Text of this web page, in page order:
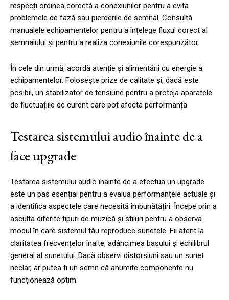
respecți ordinea corectă a conexiunilor pentru a evita
problemele de fază sau pierderile de semnal. Consultă
manualele echipamentelor pentru a înțelege fluxul corect al
semnalului și pentru a realiza conexiunile corespunzător.
În cele din urmă, acordă atenție și alimentării cu energie a
echipamentelor. Folosește prize de calitate și, dacă este
posibil, un stabilizator de tensiune pentru a proteja aparatele
de fluctuațiile de curent care pot afecta performanța
Testarea sistemului audio înainte de a
face upgrade
Testarea sistemului audio înainte de a efectua un upgrade
este un pas esențial pentru a evalua performanțele actuale și
a identifica aspectele care necesită îmbunătățiri. Începe prin a
asculta diferite tipuri de muzică și stiluri pentru a observa
modul în care sistemul tău reproduce sunetele. Fii atent la
claritatea frecvențelor înalte, adâncimea basului și echilibrul
general al sunetului. Dacă observi distorsiuni sau un sunet
neclar, ar putea fi un semn că anumite componente nu
funcționează optim.